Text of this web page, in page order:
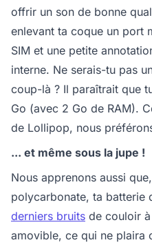
offrir un son de bonne
enlevant ta coque un port
SIM et une petite
interne. Ne serais-tu pas
coup-là ? Il paraîtrait que
Go (avec 2 Go de RAM).
de Lollipop, nous
... et même sous la jupe !
Nous apprenons aussi
polycarbonate, ta batterie
derniers bruits de couloir à
amovible, ce qui ne plaira